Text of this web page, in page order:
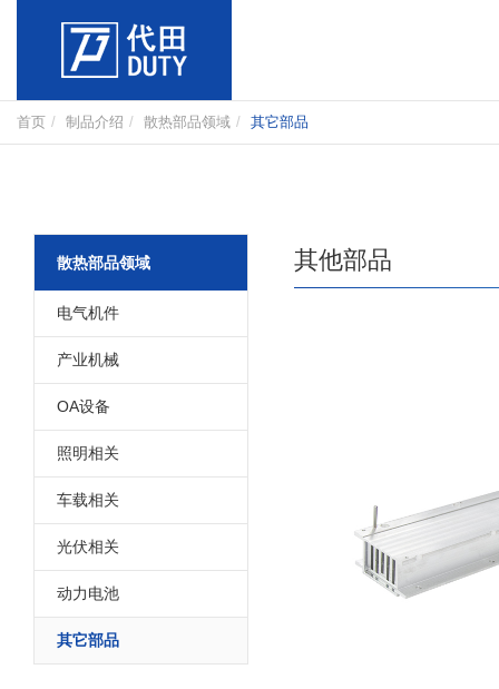
首页 制品介绍 散热部品领域 其它部品
散热部品领域
电气机件
产业机械
OA设备
照明相关
车载相关
光伏相关
动力电池
其它部品
其他部品